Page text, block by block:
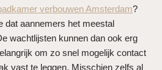
verbouwen Amsterdam?
dat aannemers het meestal
wachtlijsten kunnen dan ook erg
om zo snel mogelijk contact
vast te leggen. Misschien zelfs al